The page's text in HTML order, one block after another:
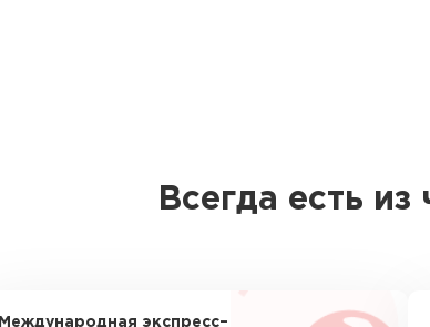
Всегда есть
Международная экспресс–